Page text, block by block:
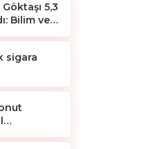
5,3
Bilim ve
sigara